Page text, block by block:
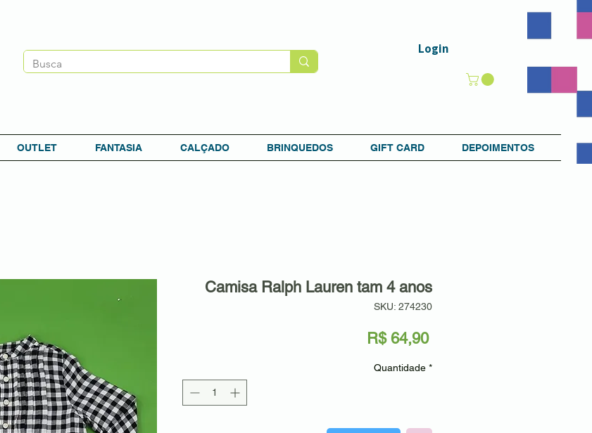
Login
OUTLET FANTASIA CALÇADO BRINQUEDOS GIFT CARD DEPOIMENTOS
Camisa Ralph Lauren tam 4 anos
SKU: 274230
R$ 64,90Preço
Quantidade *